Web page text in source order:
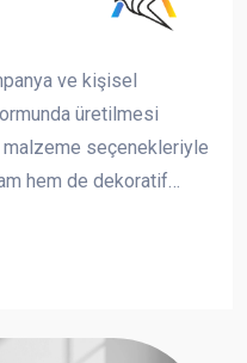
ve kişisel
üretilmesi
malzeme seçenekleriyle
hem de dekoratif
üretilen sticker
artırırken